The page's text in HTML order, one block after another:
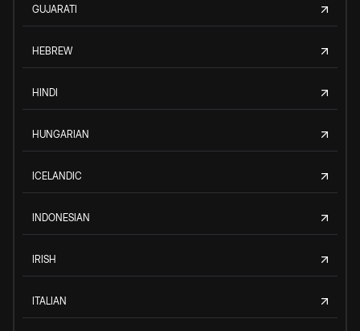
GUJARATI
HEBREW
HINDI
HUNGARIAN
ICELANDIC
INDONESIAN
IRISH
ITALIAN